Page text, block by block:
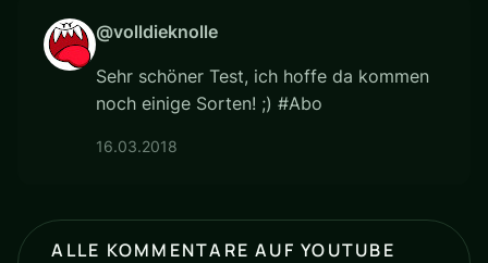
@volldieknolle
Sehr schöner Test, ich hoffe da kommen
noch einige Sorten! ;) #Abo
16.03.2018
ALLE KOMMENTARE AUF YOUTUBE